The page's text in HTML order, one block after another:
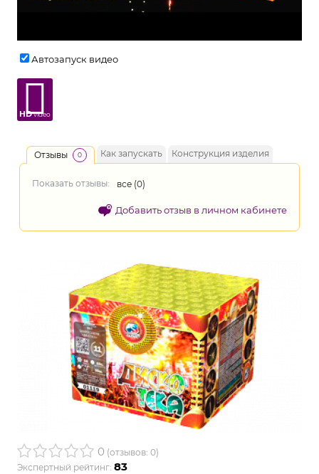
Автозапуск видео
HDvideo
Отзывы 0 Как запускать Конструкция изделия
Показать отзывы: все (0)
Добавить отзыв в личном кабинете
0 (отзывов: 0)
Экспертный рейтинг: 83